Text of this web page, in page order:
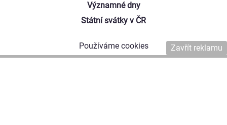
Významné dny
Státní svátky v ČR
Používáme cookies
Zavřít reklamu